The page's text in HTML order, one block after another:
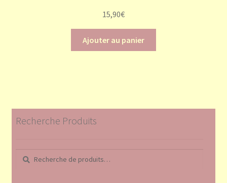
15,90€
Ajouter au panier
Recherche Produits
Recherche
pour :
Recherche